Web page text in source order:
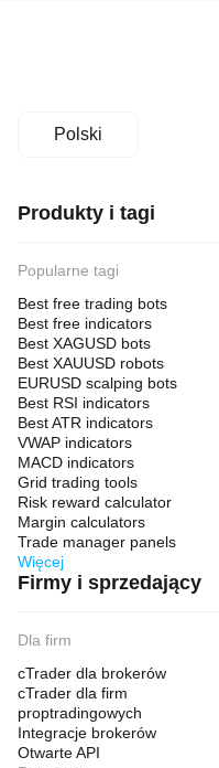
Polski
Produkty i tagi
Popularne tagi
Best free trading bots
Best free indicators
Best XAGUSD bots
Best XAUUSD robots
EURUSD scalping bots
Best RSI indicators
Best ATR indicators
VWAP indicators
MACD indicators
Grid trading tools
Risk reward calculator
Margin calculators
Trade manager panels
Więcej
Firmy i sprzedający
Dla firm
cTrader dla brokerów
cTrader dla firm
proptradingowych
Integracje brokerów
Otwarte API